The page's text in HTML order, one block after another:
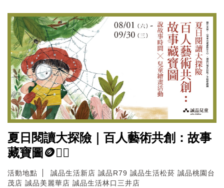
夏日閱讀大探險｜百人藝術共創：故事
藏寶圖🪙🏴‍☠️
活動地點 誠品生活新店 誠品R79 誠品生活松菸 誠品桃園台
茂店 誠品美麗華店 誠品生活林口三井店